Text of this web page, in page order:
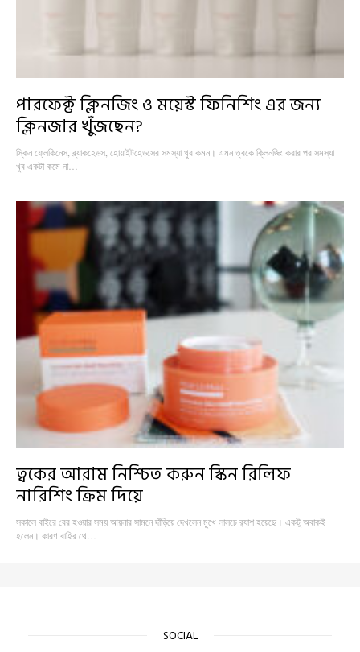
পারফেক্ট ক্লিনজিং ও ময়েস্ট ফিনিশিং এর জন্য
ক্লিনজার খুঁজছেন?
স্কিন ফ্লেকিনেস, ব্ল্যাকহেডস, হোয়াইটহেডসের সমস্যা খুব কমন। এমন ত্বকে ক্লিনজিং করার পর সমস্যা
খুব একটা কমে না…
ত্বকের আরাম নিশ্চিত করুন স্কিন রিলিফ
নারিশিং ক্রিম দিয়ে
সকালে বাইরে বের হওয়ার সময় আয়নার সামনে দাঁড়িয়ে দেখলেন মুখে লালচে র‍্যাশ হয়েছে। একটু অবাকই
হলেন। কারণ বাহির থে…
SOCIAL